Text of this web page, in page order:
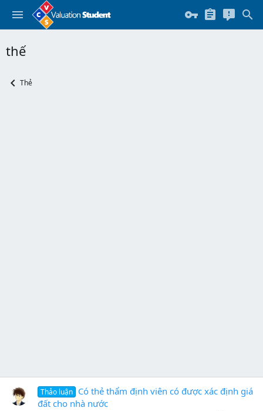
thế
Thẻ
Thảo luận Có thẻ thẩm định viên có được xác định giá
đất cho nhà nước